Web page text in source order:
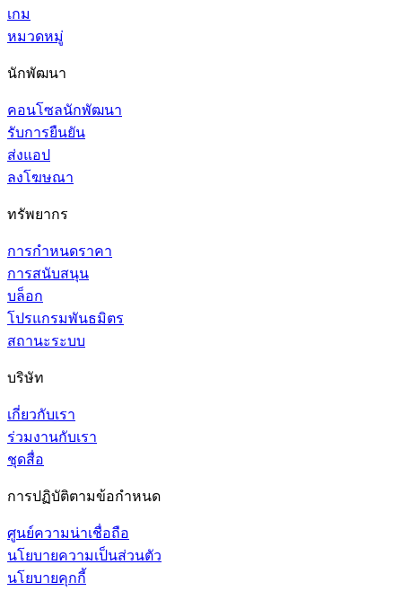
เกม
หมวดหมู่
นักพัฒนา
คอนโซลนักพัฒนา
รับการยืนยัน
ส่งแอป
ลงโฆษณา
ทรัพยากร
การกำหนดราคา
การสนับสนุน
บล็อก
โปรแกรมพันธมิตร
สถานะระบบ
บริษัท
เกี่ยวกับเรา
ร่วมงานกับเรา
ชุดสื่อ
การปฏิบัติตามข้อกำหนด
ศูนย์ความน่าเชื่อถือ
นโยบายความเป็นส่วนตัว
นโยบายคุกกี้